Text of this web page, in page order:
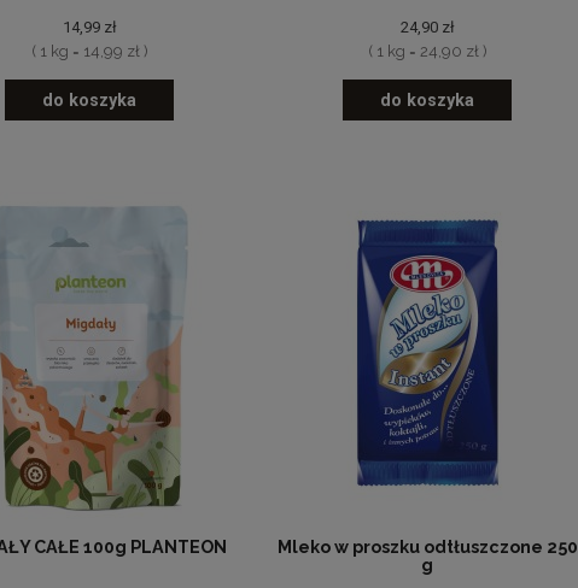
14,99 zł
( 1 kg = 14,99 zł )
do koszyka
24,90 zł
( 1 kg = 24,90 zł )
do koszyka
CAŁE 100g PLANTEON
Mleko w proszku odtłuszczone 250
g